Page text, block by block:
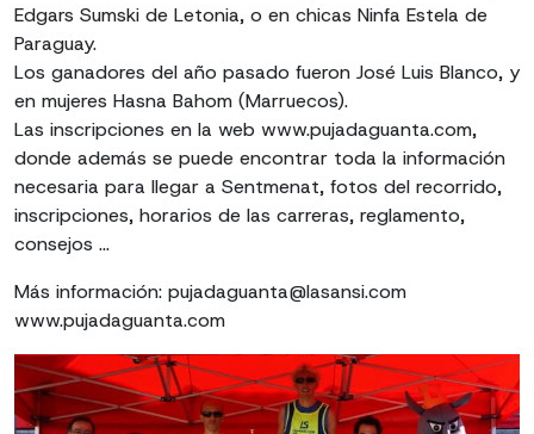
Edgars Sumski de Letonia, o en chicas Ninfa Estela de
Paraguay.
Los ganadores del año pasado fueron José Luis Blanco, y
en mujeres Hasna Bahom (Marruecos).
Las inscripciones en la web www.pujadaguanta.com,
donde además se puede encontrar toda la información
necesaria para llegar a Sentmenat, fotos del recorrido,
inscripciones, horarios de las carreras, reglamento,
consejos ...
Más información: pujadaguanta@lasansi.com
www.pujadaguanta.com